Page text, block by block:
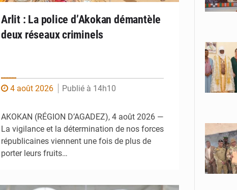
Arlit : La police d’Akokan démantèle
deux réseaux criminels
4 août 2026 Publié à 14h10
AKOKAN (RÉGION D’AGADEZ), 4 août 2026 —
La vigilance et la détermination de nos forces
républicaines viennent une fois de plus de
porter leurs fruits…